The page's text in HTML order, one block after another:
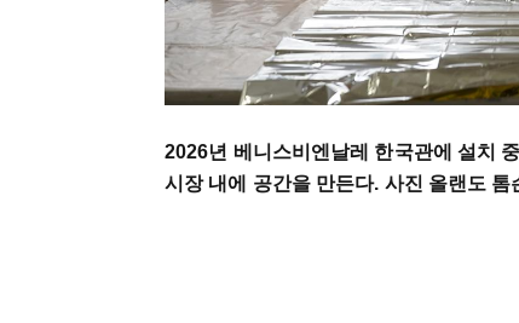
2026년 베니스비엔날레 한국관에 설치
시장 내에 공간을 만든다. 사진 올랜도